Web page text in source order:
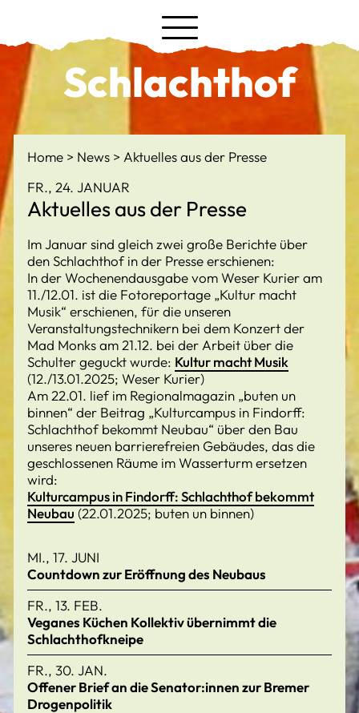
Schlachthof
Home News
Aktuelles aus der Presse
FR., 24. JANUAR
Aktuelles aus der Presse
Im Januar sind gleich zwei große Berichte über
den Schlachthof in der Presse erschienen:
In der Wochenendausgabe vom Weser Kurier am
11./12.01. ist die Fotoreportage „Kultur macht
Musik“ erschienen, für die unseren
Veranstaltungstechnikern bei dem Konzert der
Mad Monks am 21.12. bei der Arbeit über die
Schulter geguckt wurde: Kultur macht Musik
(12./13.01.2025; Weser Kurier)
Am 22.01. lief im Regionalmagazin „buten un
binnen“ der Beitrag „Kulturcampus in Findorff:
Schlachthof bekommt Neubau“ über den Bau
unseres neuen barrierefreien Gebäudes, das die
geschlossenen Räume im Wasserturm ersetzen
wird:
Kulturcampus in Findorff: Schlachthof bekommt
Neubau (22.01.2025; buten un binnen)
MI., 17. JUNI
Countdown zur Eröffnung des Neubaus
FR., 13. FEB.
Veganes Küchen Kollektiv übernimmt die
Schlachthofkneipe
FR., 30. JAN.
Offener Brief an die Senator:innen zur Bremer
Drogenpolitik